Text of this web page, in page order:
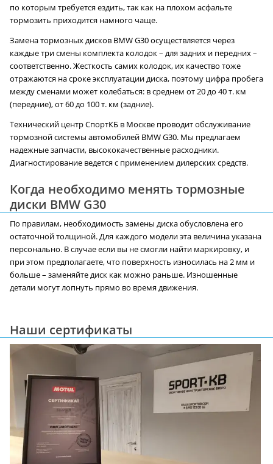
по которым требуется ездить, так как на плохом асфальте
тормозить приходится намного чаще.
Замена тормозных дисков BMW G30 осуществляется через
каждые три смены комплекта колодок – для задних и передних –
соответственно. Жесткость самих колодок, их качество тоже
отражаются на сроке эксплуатации диска, поэтому цифра пробега
между сменами может колебаться: в среднем от 20 до 40 т. км
(передние), от 60 до 100 т. км (задние).
Технический центр СпортКБ в Москве проводит обслуживание
тормозной системы автомобилей BMW G30. Мы предлагаем
надежные запчасти, высококачественные расходники.
Диагностирование ведется с применением дилерских средств.
Когда необходимо менять тормозные
диски BMW G30
По правилам, необходимость замены диска обусловлена его
остаточной толщиной. Для каждого модели эта величина указана
персонально. В случае если вы не смогли найти маркировку, и
при этом предполагаете, что поверхность износилась на 2 мм и
больше – заменяйте диск как можно раньше. Изношенные
детали могут лопнуть прямо во время движения.
Наши сертификаты